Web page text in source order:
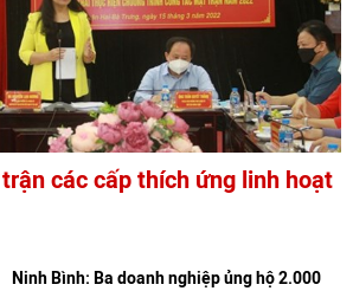
các cấp thích ứng linh hoạt
Ninh Bình: Ba doanh nghiệp ủng hộ 2.000